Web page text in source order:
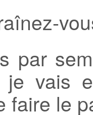
par
je vais
faire le